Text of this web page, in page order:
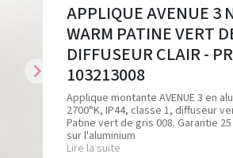
chevron_right
APPLIQUE AVENUE 3
WARM PATINE VERT
DIFFUSEUR CLAIR -
103213008
Applique montante AVENUE 3 en
2700°K, IP44, classe 1, diffuseur
Patine vert de gris 008. Garantie
sur l'aluminium
Lire la suite